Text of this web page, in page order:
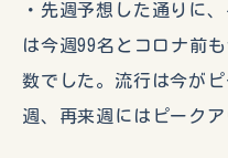
・先週予想した通りに
は今週99名とコロナ前
数でした。流行は今が
週、再来週にはピークア